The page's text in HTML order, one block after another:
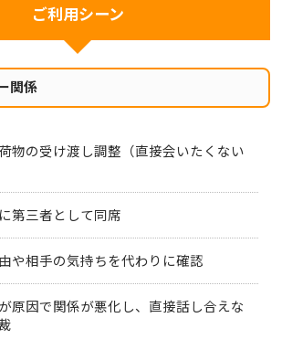
ご利用シーン
関係
物の受け渡し調整（直接会いたくない
第三者として同席
や相手の気持ちを代わりに確認
原因で関係が悪化し、直接話し合えな